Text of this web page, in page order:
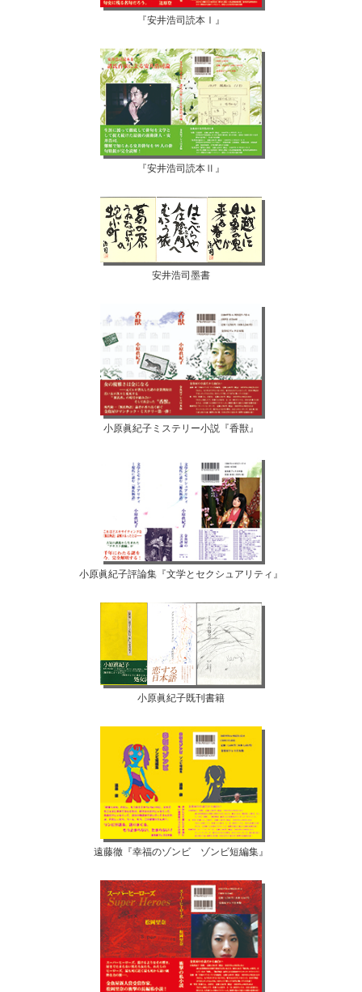
『安井浩司読本Ⅰ』
『安井浩司読本Ⅱ』
安井浩司墨書
小原眞紀子ミステリー小説『香獣』
小原眞紀子評論集『文学とセクシュアリティ』
小原眞紀子既刊書籍
遠藤徹『幸福のゾンビ ゾンビ短編集』